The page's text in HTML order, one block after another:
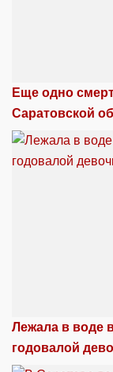
Еще одно
Саратовской
Лежала в воде
годовалой